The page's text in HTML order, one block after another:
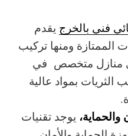
فني بالخرج يقدم
ومنها تركيب
منازل متخصص في
الثريات بمواد عالية
يوجد تقنيات